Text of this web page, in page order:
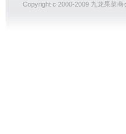
Copyright c 2000-2009 九龙果菜商